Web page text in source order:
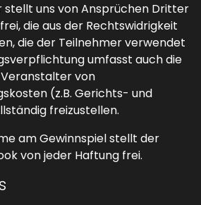
stellt uns von Ansprüchen Dritter
die aus der Rechtswidrigkeit
die der Teilnehmer verwendet
umfasst auch die
von
(z.B. Gerichts- und
freizustellen.
am Gewinnspiel stellt der
von jeder Haftung frei.